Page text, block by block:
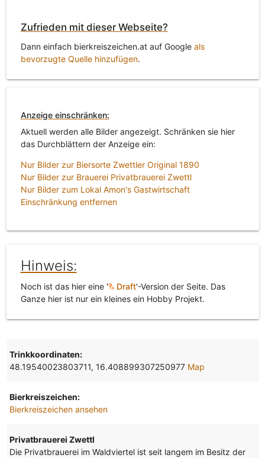
Zufrieden mit dieser Webseite?
Dann einfach bierkreiszeichen.at auf Google als
bevorzugte Quelle hinzufügen.
Anzeige einschränken:
Aktuell werden alle Bilder angezeigt. Schränken sie hier
das Durchblättern der Anzeige ein:
Nur Bilder zur Biersorte Zwettler Original 1890
Nur Bilder zur Brauerei Privatbrauerei Zwettl
Nur Bilder zum Lokal Amon's Gastwirtschaft
Einschränkung entfernen
Hinweis:
Noch ist das hier eine ' Draft'-Version der Seite. Das
Ganze hier ist nur ein kleines ein Hobby Projekt.
Trinkkoordinaten:
48.19540023803711, 16.408899307250977 Map
Bierkreiszeichen:
Bierkreiszeichen ansehen
Privatbrauerei Zwettl
Die Privatbrauerei im Waldviertel ist seit langem im Besitz der